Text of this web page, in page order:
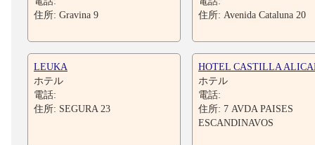
住所: Gravina 9
住所: Avenida Cataluna 20
LEUKA
ホテル
電話:
住所: SEGURA 23
HOTEL CASTILLA
ホテル
電話:
住所: 7 AVDA PAISES
ESCANDINAVOS